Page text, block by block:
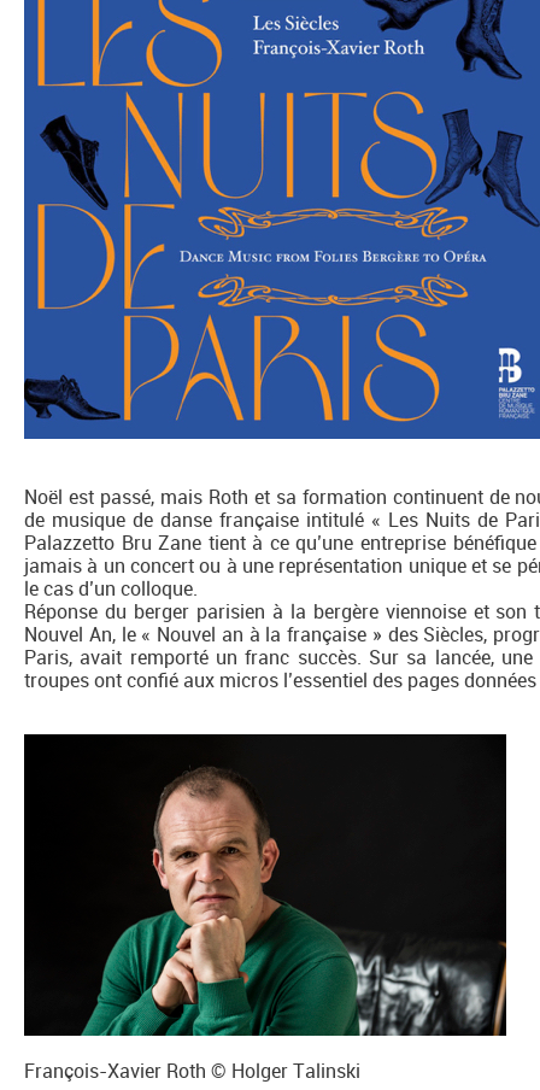
Noël est passé, mais Roth et sa formation continuent de
de musique de danse française intitulé « Les Nuits de
Palazzetto Bru Zane tient à ce qu’une entreprise
jamais à un concert ou à une représentation unique et se
le cas d’un colloque.
Réponse du berger parisien à la bergère viennoise et
Nouvel An, le « Nouvel an à la française » des Siècles,
Paris, avait remporté un franc succès. Sur sa lancée,
troupes ont confié aux micros l’essentiel des pages
François-Xavier Roth © Holger Talinski